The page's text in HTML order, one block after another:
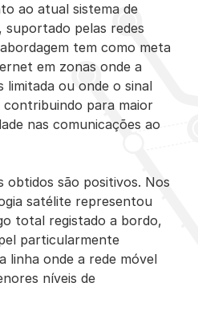
ao atual sistema de
pelas redes
tem como meta
em zonas onde a
limitada ou onde o sinal
para maior
nas comunicações ao
obtidos são positivos. Nos
satélite representou
total registado a bordo,
particularmente
linha onde a rede móvel
níveis de